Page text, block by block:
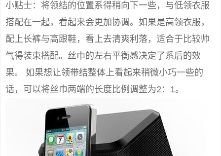
小贴士：将领结的位置系得稍向下一些，与低领衣服
搭配在一起，看起来会更加协调。如果是高领衣服，
配上长裤与高跟鞋，看上去清爽利落，适合于比较帅
气得装束搭配。丝巾的左右平衡感决定了系后的效
果。 如果想让领带结整体上看起来稍微小巧一些的
话，可以将丝巾两端的长度比例调整为2：1。